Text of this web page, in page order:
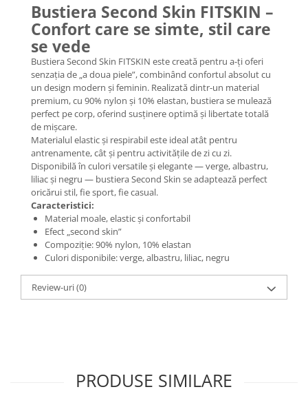
Bustiera Second Skin FITSKIN –
Confort care se simte, stil care
se vede
Bustiera Second Skin FITSKIN este creată pentru a-ți oferi
senzația de „a doua piele”, combinând confortul absolut cu
un design modern și feminin. Realizată dintr-un material
premium, cu 90% nylon și 10% elastan, bustiera se mulează
perfect pe corp, oferind susținere optimă și libertate totală
de mișcare.
Materialul elastic și respirabil este ideal atât pentru
antrenamente, cât și pentru activitățile de zi cu zi.
Disponibilă în culori versatile și elegante — verge, albastru,
liliac și negru — bustiera Second Skin se adaptează perfect
oricărui stil, fie sport, fie casual.
Caracteristici:
Material moale, elastic și confortabil
Efect „second skin”
Compoziție: 90% nylon, 10% elastan
Culori disponibile: verge, albastru, liliac, negru
Review-uri(0)
PRODUSE SIMILARE